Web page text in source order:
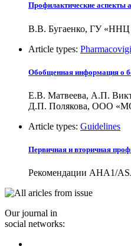
Профилактические аспекты
В.В. Бугаенко, ГУ «ННЦ
Article types:
Обобщенная информация о
Е.В. Матвеева, А.П.
Д.П. Полякова, ООО
Article types: Guidelines
Первичная и вторичная
Рекомендации AHA1/
Our journal in
social networks: